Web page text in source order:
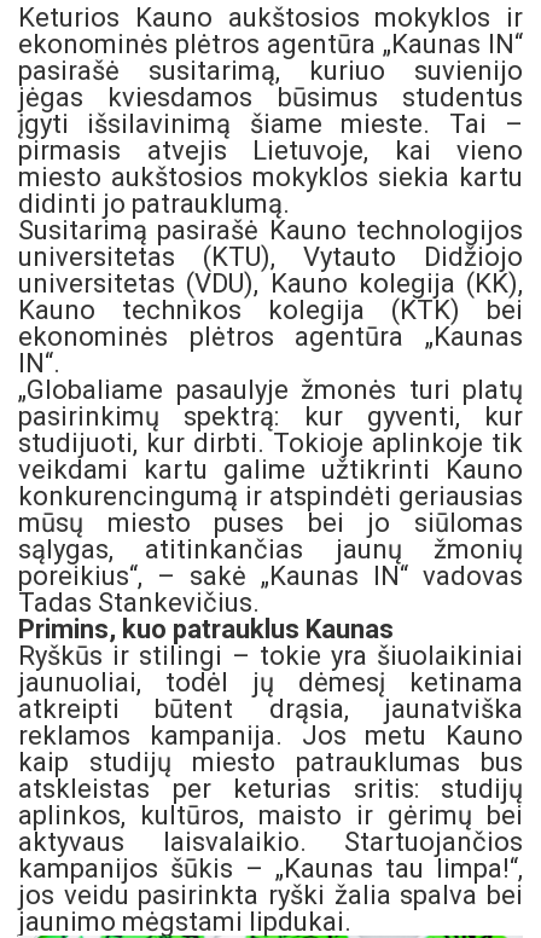
Keturios Kauno aukštosios mokyklos ir
ekonominės plėtros agentūra „Kaunas IN“
pasirašė susitarimą, kuriuo suvienijo
jėgas kviesdamos būsimus studentus
įgyti išsilavinimą šiame mieste. Tai –
pirmasis atvejis Lietuvoje, kai vieno
miesto aukštosios mokyklos siekia kartu
didinti jo patrauklumą.
Susitarimą pasirašė Kauno technologijos
universitetas (KTU), Vytauto Didžiojo
universitetas (VDU), Kauno kolegija (KK),
Kauno technikos kolegija (KTK) bei
ekonominės plėtros agentūra „Kaunas
IN“.
„Globaliame pasaulyje žmonės turi platų
pasirinkimų spektrą: kur gyventi, kur
studijuoti, kur dirbti. Tokioje aplinkoje tik
veikdami kartu galime užtikrinti Kauno
konkurencingumą ir atspindėti geriausias
mūsų miesto puses bei jo siūlomas
sąlygas, atitinkančias jaunų žmonių
poreikius“, – sakė „Kaunas IN“ vadovas
Tadas Stankevičius.
Primins, kuo patrauklus Kaunas
Ryškūs ir stilingi – tokie yra šiuolaikiniai
jaunuoliai, todėl jų dėmesį ketinama
atkreipti būtent drąsia, jaunatviška
reklamos kampanija. Jos metu Kauno
kaip studijų miesto patrauklumas bus
atskleistas per keturias sritis: studijų
aplinkos, kultūros, maisto ir gėrimų bei
aktyvaus laisvalaikio. Startuojančios
kampanijos šūkis – „Kaunas tau limpa!“,
jos veidu pasirinkta ryški žalia spalva bei
jaunimo mėgstami lipdukai.